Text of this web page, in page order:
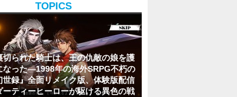
TOPICS
切られた騎士は、王の仇敵の娘を護
なった―1998年の海外SRPG不朽の
世録』全面リメイク版、体験版配信
ーティーヒーローが駆ける異色の戦